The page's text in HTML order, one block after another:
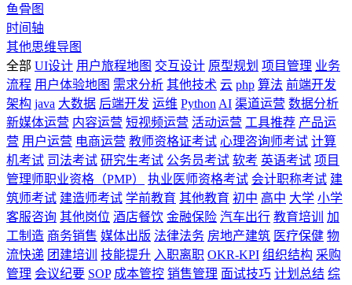
鱼骨图
时间轴
其他思维导图
全部 UI设计 用户旅程地图 交互设计 原型规划 项目管理 业务
流程 用户体验地图 需求分析 其他技术 云 php 算法 前端开发
架构 java 大数据 后端开发 运维 Python AI 渠道运营 数据分析
新媒体运营 内容运营 短视频运营 活动运营 工具推荐 产品运
营 用户运营 电商运营 教师资格证考试 心理咨询师考试 计算
机考试 司法考试 研究生考试 公务员考试 软考 英语考试 项目
管理师职业资格（PMP）
执业医师资格考试 会计职称考试 建
筑师考试 建造师考试 学前教育 其他教育 初中 高中 大学 小学
客服咨询 其他岗位 酒店餐饮 金融保险 汽车出行 教育培训
加
工制造 商务销售 媒体出版 法律法务 房地产建筑 医疗保健 物
流快递 团建培训 技能提升 入职离职 OKR-KPI 组织结构 采购
管理 会议纪要 SOP 成本管控 销售管理 面试技巧 计划总结 综